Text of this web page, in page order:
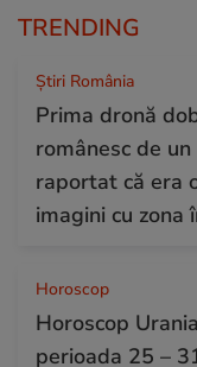
TRENDING
Știri România
Prima dronă
românesc de
raportat că era
imagini cu zona
Horoscop
Horoscop
perioada 25 –